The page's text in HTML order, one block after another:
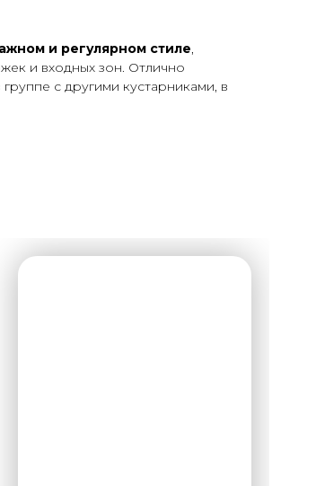
и регулярном стиле,
и входных зон. Отлично
с другими кустарниками, в